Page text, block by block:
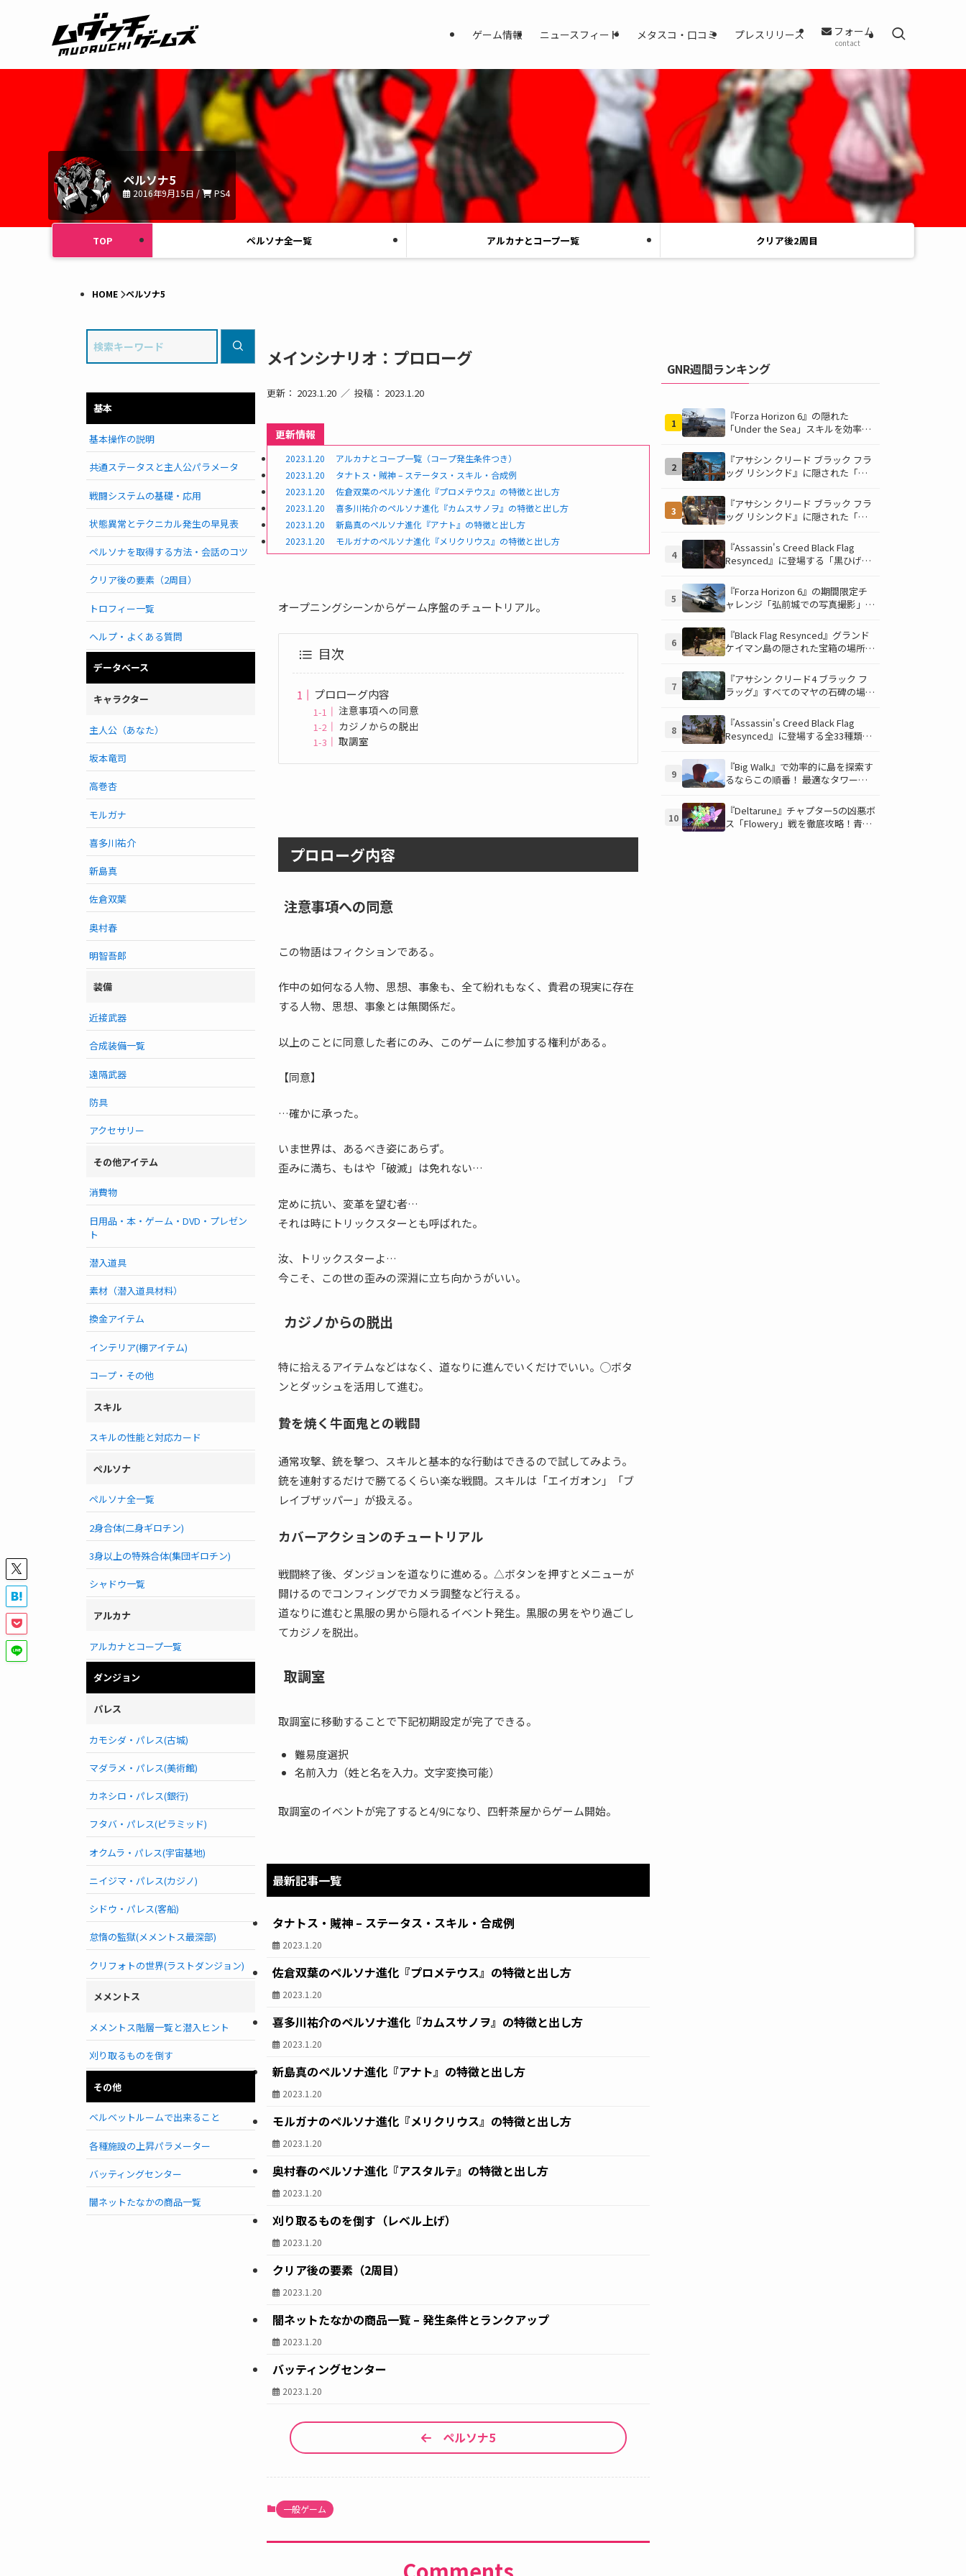
ゲーム情報 ニュースフィード メタスコ・口コミ プレスリリース フォーム
contact
ペルソナ5
2016年9月15日 / PS4
TOP ペルソナ全一覧 アルカナとコープ一覧 クリア後2周目
HOME ペルソナ5
メインシナリオ：プロローグ
更新： 2023.1.20 投稿： 2023.1.20
更新情報
2023.1.20
アルカナとコープ一覧（コープ発生条件つき）
2023.1.20
タナトス・賊神 – ステータス・スキル・合成例
2023.1.20
佐倉双葉のペルソナ進化『プロメテウス』の特徴と出し方
2023.1.20
喜多川祐介のペルソナ進化『カムスサノヲ』の特徴と出し方
2023.1.20
新島真のペルソナ進化『アナト』の特徴と出し方
2023.1.20
モルガナのペルソナ進化『メリクリウス』の特徴と出し方
オープニングシーンからゲーム序盤のチュートリアル。
目次
プロローグ内容
注意事項への同意
カジノからの脱出
取調室
プロローグ内容
注意事項への同意
この物語はフィクションである。
作中の如何なる人物、思想、事象も、全て紛れもなく、貴君の現実に存在
する人物、思想、事象とは無関係だ。
以上のことに同意した者にのみ、このゲームに参加する権利がある。
【同意】
…確かに承った。
いま世界は、あるべき姿にあらず。
歪みに満ち、もはや「破滅」は免れない…
定めに抗い、変革を望む者…
それは時にトリックスターとも呼ばれた。
汝、トリックスターよ…
今こそ、この世の歪みの深淵に立ち向かうがいい。
カジノからの脱出
特に拾えるアイテムなどはなく、道なりに進んでいくだけでいい。◯ボタ
ンとダッシュを活用して進む。
贄を焼く牛面鬼との戦闘
通常攻撃、銃を撃つ、スキルと基本的な行動はできるので試してみよう。
銃を連射するだけで勝てるくらい楽な戦闘。スキルは「エイガオン」「ブ
レイブザッパー」が扱える。
カバーアクションのチュートリアル
戦闘終了後、ダンジョンを道なりに進める。△ボタンを押すとメニューが
開けるのでコンフィングでカメラ調整など行える。
道なりに進むと黒服の男から隠れるイベント発生。黒服の男をやり過ごし
てカジノを脱出。
取調室
取調室に移動することで下記初期設定が完了できる。
難易度選択
名前入力（姓と名を入力。文字変換可能）
取調室のイベントが完了すると4/9になり、四軒茶屋からゲーム開始。
最新記事一覧
タナトス・賊神 – ステータス・スキル・合成例
2023.1.20
佐倉双葉のペルソナ進化『プロメテウス』の特徴と出し方
2023.1.20
喜多川祐介のペルソナ進化『カムスサノヲ』の特徴と出し方
2023.1.20
新島真のペルソナ進化『アナト』の特徴と出し方
2023.1.20
モルガナのペルソナ進化『メリクリウス』の特徴と出し方
2023.1.20
奥村春のペルソナ進化『アスタルテ』の特徴と出し方
2023.1.20
刈り取るものを倒す（レベル上げ）
2023.1.20
クリア後の要素（2周目）
2023.1.20
闇ネットたなかの商品一覧 – 発生条件とランクアップ
2023.1.20
バッティングセンター
2023.1.20
ペルソナ5
一般ゲーム
基本
基本操作の説明
共通ステータスと主人公パラメータ
戦闘システムの基礎・応用
状態異常とテクニカル発生の早見表
ペルソナを取得する方法・会話のコツ
クリア後の要素（2周目）
トロフィー一覧
ヘルプ・よくある質問
データベース
キャラクター
主人公（あなた）
坂本竜司
高巻杏
モルガナ
喜多川祐介
新島真
佐倉双葉
奥村春
明智吾郎
装備
近接武器
合成装備一覧
遠隔武器
防具
アクセサリー
その他アイテム
消費物
日用品・本・ゲーム・DVD・プレゼン
ト
潜入道具
素材（潜入道具材料）
換金アイテム
インテリア(棚アイテム)
コープ・その他
スキル
スキルの性能と対応カード
ペルソナ
ペルソナ全一覧
2身合体(二身ギロチン)
3身以上の特殊合体(集団ギロチン)
シャドウ一覧
アルカナ
アルカナとコープ一覧
ダンジョン
パレス
カモシダ・パレス(古城)
マダラメ・パレス(美術館)
カネシロ・パレス(銀行)
フタバ・パレス(ピラミッド)
オクムラ・パレス(宇宙基地)
ニイジマ・パレス(カジノ)
シドウ・パレス(客船)
怠惰の監獄(メメントス最深部)
クリフォトの世界(ラストダンジョン)
メメントス
メメントス階層一覧と潜入ヒント
刈り取るものを倒す
その他
ベルベットルームで出来ること
各種施設の上昇パラメーター
バッティングセンター
闇ネットたなかの商品一覧
GNR週間ランキング
1
『Forza Horizon 6』の隠れた
「Under the Sea」スキルを効率的
の鍵は伊東の海藻養殖場にあり！
2
『アサシン クリード ブラック フラ
ッグ リシンクド』に隠された「黒
底洞窟の危険を乗り越え、伝説の報
酬を手に入れよう
3
『アサシン クリード ブラック フラ
ッグ リシンクド』に隠された「修
説！伝説のアイテムや新衣装を手に
入れるための「地図の断片」入手方
法と修復のコツを紹介！
4
『Assassin's Creed Black Flag
Resynced』に登場する「黒ひげの
説！隠された財宝を見つけよう！
5
『Forza Horizon 6』の期間限定チ
ャレンジ「弘前城での写真撮影」攻
で日本の名城を駆け巡り、特別な報
酬を手に入れよう！
6
『Black Flag Resynced』グランド
ケイマン島の隠された宝箱の場所を
ト」でしか到達できないお宝も明ら
かに
7
『アサシン クリード4 ブラック フ
ラッグ』すべてのマヤの石碑の場所
ヤの衣装を入手して海賊ライフを有
利に進めよう！
8
『Assassin's Creed Black Flag
Resynced』に登場する全33種類の
イルを自由にカスタマイズ！
9
『Big Walk』で効率的に島を探索す
るならこの順番！ 最適なタワー攻
について解説
10
『Deltarune』チャプター5の凶悪ボ
ス「Flowery」戦を徹底攻略！青い